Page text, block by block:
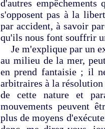
d'autres
s'opposent pas à la
par accident, à savoir
qu'ils nous font souffrir
Je m'explique par un
au milieu de la mer,
en prend fantaisie ; il
arbitraires à la
de cette nature et
mouvements peuvent
plus de moyens